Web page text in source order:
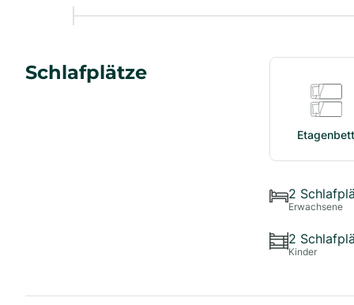
Schlafplätze
Etagenbett
2
Erwachsene
2
Kinder